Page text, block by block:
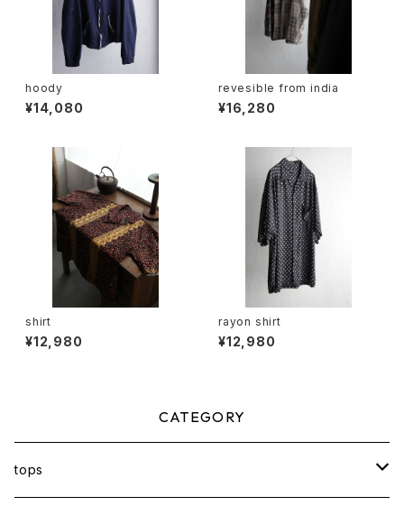
hoody
¥14,080
revesible from india
¥16,280
shirt
¥12,980
rayon shirt
¥12,980
CATEGORY
tops